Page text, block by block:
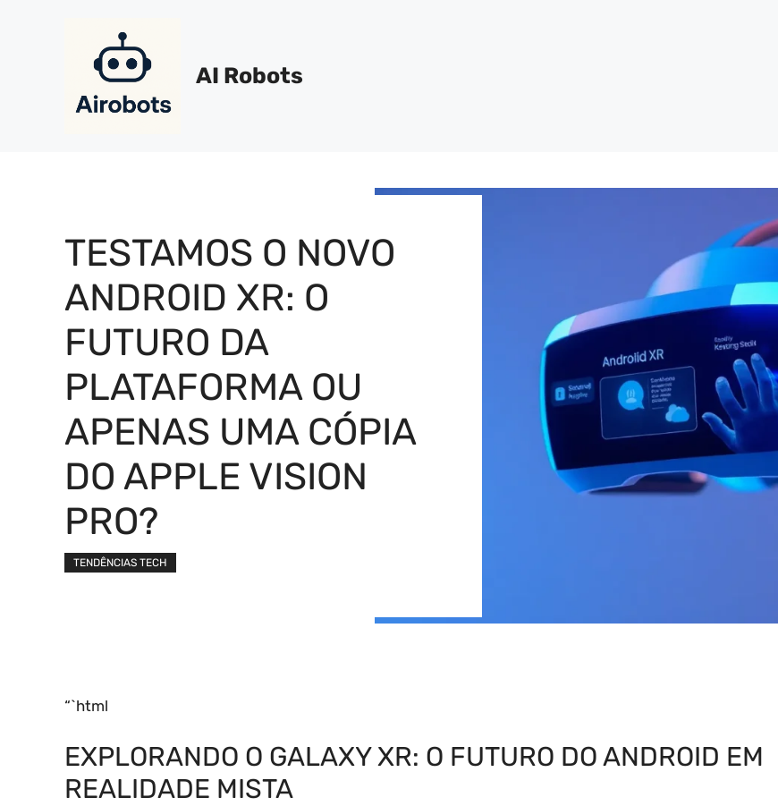
AI Robots
TESTAMOS O NOVO
ANDROID XR: O
FUTURO DA
PLATAFORMA OU
APENAS UMA CÓPIA
DO APPLE VISION
PRO?
TENDÊNCIAS TECH
“`html
EXPLORANDO O GALAXY XR: O FUTURO DO ANDROID EM
REALIDADE MISTA